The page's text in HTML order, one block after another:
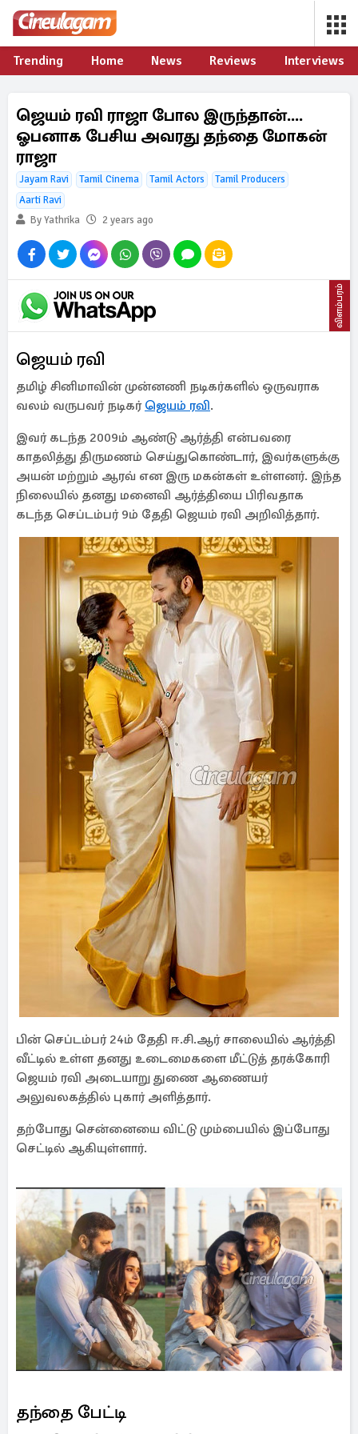
Trending Home News Reviews Interviews
ஜெயம் ரவி ராஜா போல இருந்தான்....
ஓபனாக பேசிய அவரது தந்தை மோகன்
ராஜா
Jayam Ravi Tamil Cinema Tamil Actors
Tamil Producers
Aarti Ravi
By Yathrika
2 years ago
விளம்பரம்
ஜெயம் ரவி
தமிழ் சினிமாவின் முன்னணி நடிகர்களில் ஒருவராக
வலம் வருபவர் நடிகர் ஜெயம் ரவி.
இவர் கடந்த 2009ம் ஆண்டு ஆர்த்தி என்பவரை
காதலித்து திருமணம் செய்துகொண்டார், இவர்களுக்கு
அயன் மற்றும் ஆரவ் என இரு மகன்கள் உள்ளனர். இந்த
நிலையில் தனது மனைவி ஆர்த்தியை பிரிவதாக
கடந்த செப்டம்பர் 9ம் தேதி ஜெயம் ரவி அறிவித்தார்.
பின் செப்டம்பர் 24ம் தேதி ஈ.சி.ஆர் சாலையில் ஆர்த்தி
வீட்டில் உள்ள தனது உடைமைகளை மீட்டுத் தரக்கோரி
ஜெயம் ரவி அடையாறு துணை ஆணையர்
அலுவலகத்தில் புகார் அளித்தார்.
தற்போது சென்னையை விட்டு மும்பையில் இப்போது
செட்டில் ஆகியுள்ளார்.
தந்தை பேட்டி